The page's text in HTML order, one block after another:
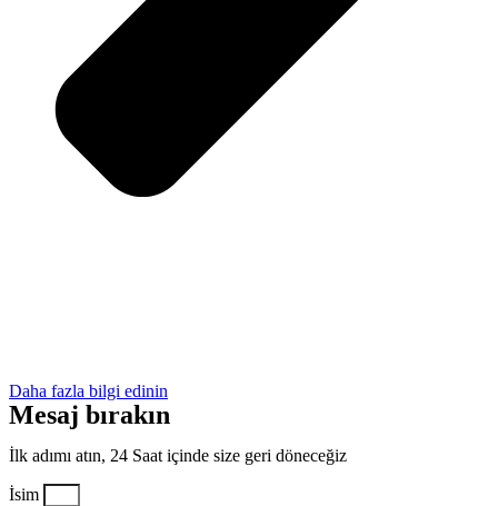
Daha fazla bilgi edinin
Mesaj bırakın
İlk adımı atın, 24 Saat içinde size geri döneceğiz
İsim